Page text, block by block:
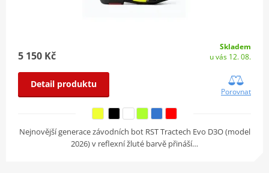
5 150 Kč
Skladem
u vás 12. 08.
Detail produktu
Porovnat
Nejnovější generace závodních bot RST Tractech Evo D3O (model
2026) v reflexní žluté barvě přináší…